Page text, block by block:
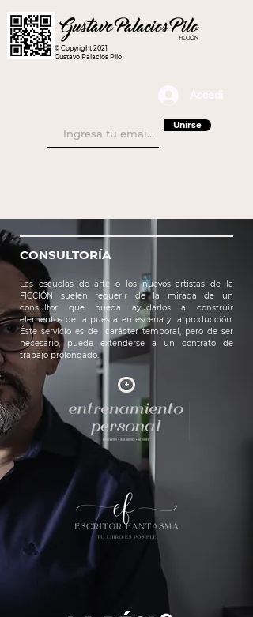
Accedi
© Copyright 2021
Gustavo Palacios Pilo
Unirse
CONSULTORÍA
Las escuelas de arte o los nuevos artistas de la
FICCIÓN suelen requerir de la mirada de un
consultor que pueda ayudarlos a construir
elementos de la puesta en escena y la producción.
Éste servicio es de carácter temporal, pero de ser
necesario, puede extenderse a un contrato de
trabajo prolongado.
+